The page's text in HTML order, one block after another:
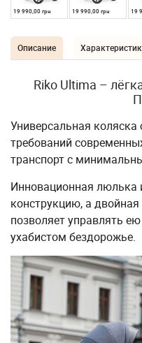
19 990,00 грн 19 990,00 грн 19
Описание
Riko Ultima –
Универсальная
требований
транспорт с
Инновационная люлька
конструкцию, а
позволяет управлять
ухабистом бездорожье.